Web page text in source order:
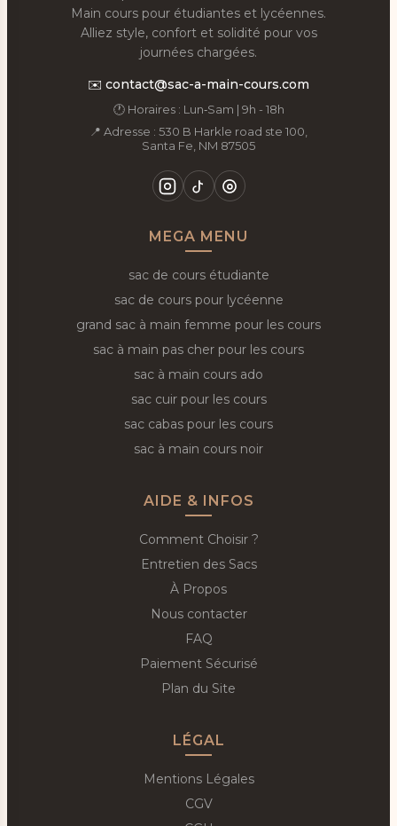
Main cours pour étudiantes et lycéennes.
Alliez style, confort et solidité pour vos
journées chargées.
✉️ contact@sac-a-main-cours.com
🕐 Horaires : Lun‑Sam | 9h - 18h
📍 Adresse : 530 B Harkle road ste 100,
Santa Fe, NM 87505
MEGA MENU
sac de cours étudiante
sac de cours pour lycéenne
grand sac à main femme pour les cours
sac à main pas cher pour les cours
sac à main cours ado
sac cuir pour les cours
sac cabas pour les cours
sac à main cours noir
AIDE & INFOS
Comment Choisir ?
Entretien des Sacs
À Propos
Nous contacter
FAQ
Paiement Sécurisé
Plan du Site
LÉGAL
Mentions Légales
CGV